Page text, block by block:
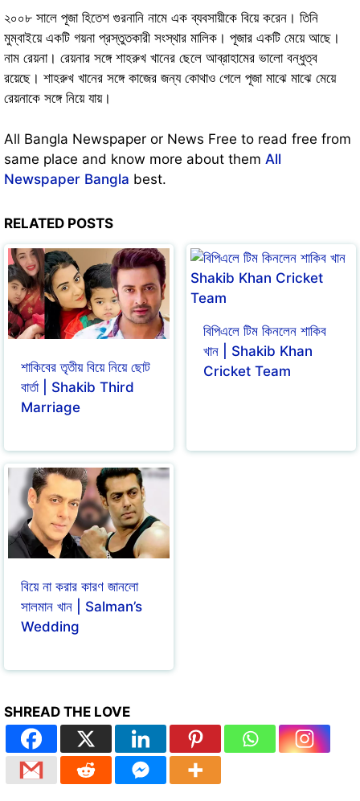
২০০৮ সালে পূজা হিতেশ গুরনানি নামে এক ব্যবসায়ীকে বিয়ে করেন। তিনি
মুম্বাইয়ে একটি গয়না প্রস্তুতকারী সংস্থার মালিক। পূজার একটি মেয়ে আছে।
নাম রেয়না। রেয়নার সঙ্গে শাহরুখ খানের ছেলে আব্রাহামের ভালো বন্ধুত্ব
রয়েছে। শাহরুখ খানের সঙ্গে কাজের জন্য কোথাও গেলে পূজা মাঝে মাঝে মেয়ে
রেয়নাকে সঙ্গে নিয়ে যায়।
All Bangla Newspaper or News Free to read free from
same place and know more about them All
Newspaper Bangla best.
RELATED POSTS
শাকিবের তৃতীয় বিয়ে নিয়ে ছোট
বার্তা | Shakib Third
Marriage
বিপিএলে টিম কিনলেন শাকিব
খান | Shakib Khan
Cricket Team
বিয়ে না করার কারণ জানলো
সালমান খান | Salman’s
Wedding
SHREAD THE LOVE